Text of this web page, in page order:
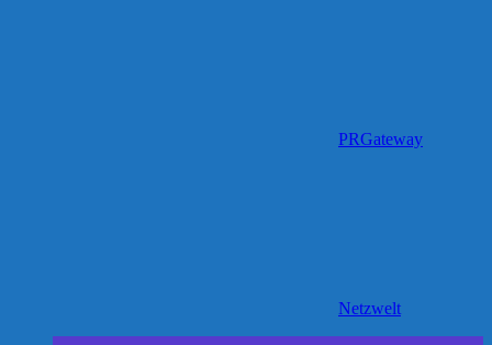
PRGateway
Netzwelt